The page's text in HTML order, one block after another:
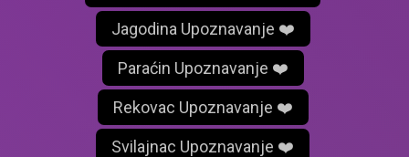
Jagodina Upoznavanje ❤️
Paraćin Upoznavanje ❤️
Rekovac Upoznavanje ❤️
Svilajnac Upoznavanje ❤️